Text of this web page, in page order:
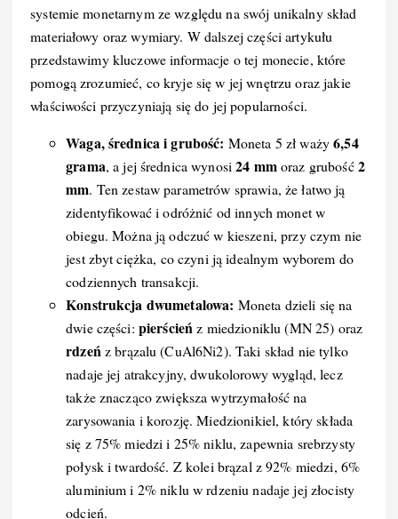
systemie monetarnym ze względu na swój unikalny skład
materiałowy oraz wymiary. W dalszej części artykułu
przedstawimy kluczowe informacje o tej monecie, które
pomogą zrozumieć, co kryje się w jej wnętrzu oraz jakie
właściwości przyczyniają się do jej popularności.
Waga, średnica i grubość: Moneta 5 zł waży6,54
grama, a jej średnica wynosi24 mmoraz grubość2
mm. Ten zestaw parametrów sprawia, że łatwo ją
zidentyfikować i odróżnić od innych monet w
obiegu. Można ją odczuć w kieszeni, przy czym nie
jest zbyt ciężka, co czyni ją idealnym wyborem do
codziennych transakcji.
Konstrukcja dwumetalowa: Moneta dzieli się na
dwie części: pierścieńz miedzioniklu (MN 25) oraz
rdzeń z brązalu (CuAl6Ni2). Taki skład nie tylko
nadaje jej atrakcyjny, dwukolorowy wygląd, lecz
także znacząco zwiększa wytrzymałość na
zarysowania i korozję. Miedzionikiel, który składa
się z 75% miedzi i 25% niklu, zapewnia srebrzysty
połysk i twardość. Z kolei brązal z 92% miedzi, 6%
aluminium i 2% niklu w rdzeniu nadaje jej złocisty
odcień.